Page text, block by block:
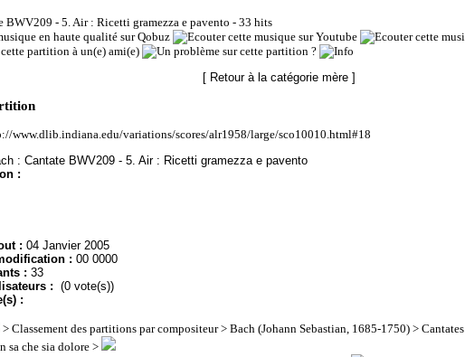
BWV209 - 5. Air : Ricetti gramezza e pavento - 33 hits
[ Retour à la catégorie mère ]
www.dlib.indiana.edu/variations/scores/alr1958/large/sco10010.html#18
: Cantate BWV209 - 5. Air : Ricetti gramezza e pavento
:
: 04 Janvier 2005
: 00 0000
: 33
:
(0 vote(s))
:
> Classement des partitions par compositeur> Bach (Johann Sebastian, 1685-1750) > Cantates
sa che sia dolore >